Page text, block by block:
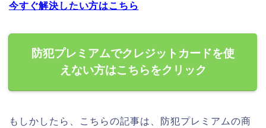
今すぐ解決したい方はこちら
防犯プレミアムでクレジットカードを使
えない方はこちらをクリック
もしかしたら、こちらの記事は、防犯プレミアムの商